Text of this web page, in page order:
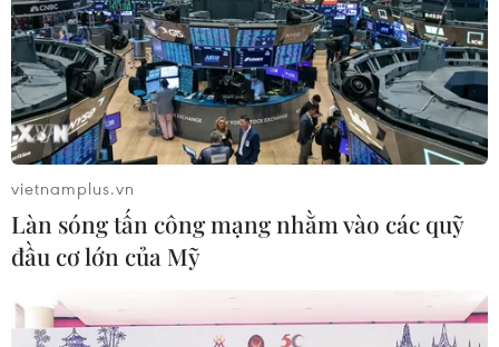
vietnamplus.vn
Làn sóng tấn công mạng nhằm vào các quỹ
đầu cơ lớn của Mỹ